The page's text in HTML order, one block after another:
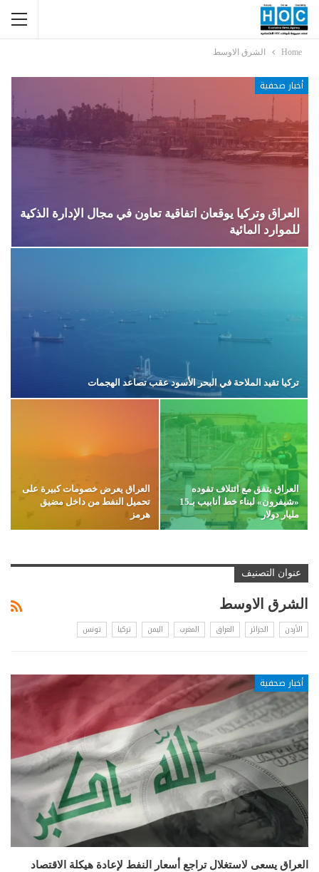
Home الشرق الاوسط
أخبار صحفية
العراق وتركيا يوقعان اتفاقية تعاون في مجال الإدارة الذكية
للموارد المائية
تركيا تقيد الملاحة في البحر الأسود عقب تصاعد الهجمات
العراق يتفق مع ائتلاف تقوده
«شيفرون» لبناء خط أنابيب بـ15
مليار دولار
العراق يعرض خصومات كبيرة على
تحميل النفط من داخل مضيق
هرمز
عنوان التصنيف
الشرق الاوسط
الأردن الجزائر العراق المغرب اليمن تركيا تونس
أخبار صحفية
العراق يسعى لاستغلال تراجع أسعار النفط لإعادة هيكلة الاقتصاد